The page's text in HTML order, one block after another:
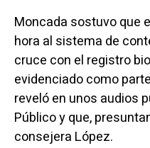
Moncada sostuvo que
hora al sistema de
cruce con el registro
evidenciado como
reveló en unos audios
Público y que,
consejera López.